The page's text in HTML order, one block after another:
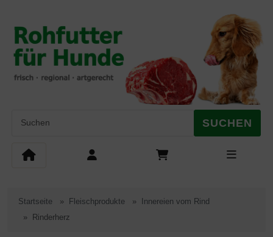
SUCHEN
Startseite Fleischprodukte
Innereien vom Rind
Rinderherz